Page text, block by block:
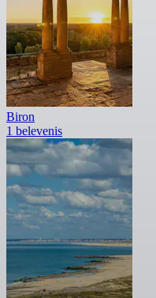
Biron
1 belevenis